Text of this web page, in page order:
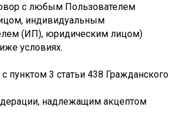
с любым Пользователем
индивидуальным
(ИП), юридическим лицом)
условиях.
с пунктом 3 статьи 438 Гражданского
надлежащим акцептом